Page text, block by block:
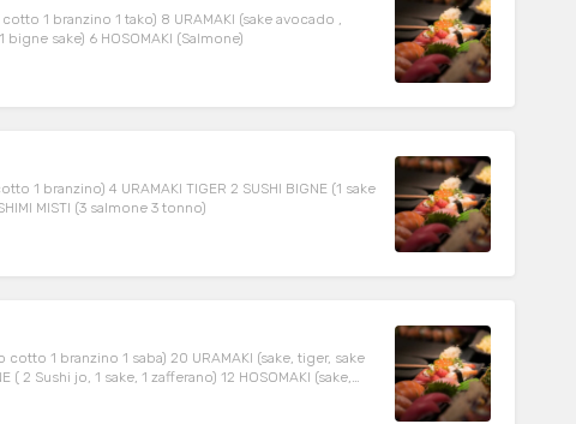
1 branzino 1 tako) 8 URAMAKI (sake avocado ,
bigne sake) 6 HOSOMAKI (Salmone)
1 branzino) 4 URAMAKI TIGER 2 SUSHI BIGNE (1 sake
MISTI (3 salmone 3 tonno)
1 branzino 1 saba) 20 URAMAKI (sake, tiger, sake
2 Sushi jo, 1 sake, 1 zafferano) 12 HOSOMAKI (sake,